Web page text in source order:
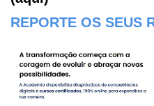
REPORTE OS SEUS